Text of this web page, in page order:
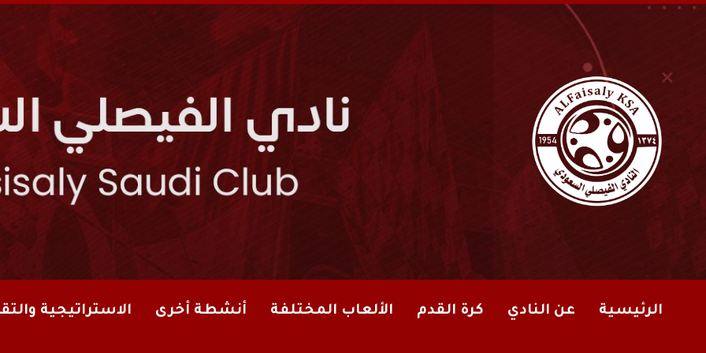
الرئيسية عن النادي كرة القدم الألعاب المختلفة أنشطة أخرى الاستراتيجية